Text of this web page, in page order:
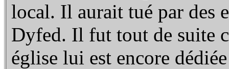
local. Il aurait tué par des
Dyfed. Il fut tout de suite
église lui est encore